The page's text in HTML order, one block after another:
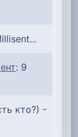
: 9
кто?) -